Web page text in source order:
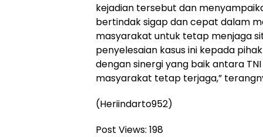
kejadian tersebut dan
bertindak sigap dan cepat dalam
masyarakat untuk tetap menjaga
penyelesaian kasus ini kepada
dengan sinergi yang baik antara
masyarakat tetap terjaga,”
(Heriindarto952)
Post Views: 198